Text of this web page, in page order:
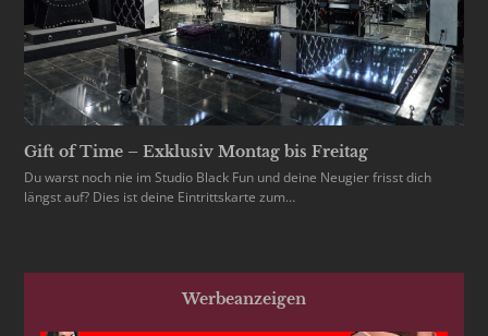
Gift of Time – Exklusiv Montag bis Freitag
Du warst noch nie im Studio Black Fun und deine Neugier frisst dich
längst auf? Dies ist deine Eintrittskarte zum…
Werbeanzeigen